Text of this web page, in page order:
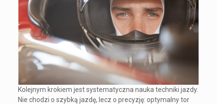
Kolejnym krokiem jest systematyczna nauka techniki jazdy.
Nie chodzi o szybką jazdę, lecz o precyzję: optymalny tor